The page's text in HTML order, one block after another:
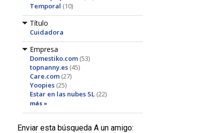
Temporal (10)
Título
Cuidadora
Empresa
Domestiko.com (53)
topnanny.es (45)
Care.com (27)
Yoopies (25)
Estar en las nubes SL (22)
más »
Enviar esta búsqueda A un amigo: